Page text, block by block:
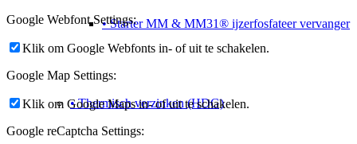
• Starter MM & MM31® ijzerfosfateer vervanger
• Thermisch verzinken (HDG)
Google Webfont Settings:
Klik om Google Webfonts in- of uit te schakelen.
Google Map Settings:
Klik om Google Maps in- of uit te schakelen.
Google reCaptcha Settings: